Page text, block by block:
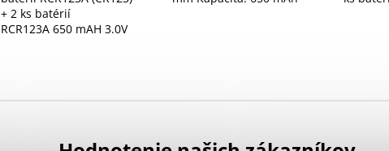
+ 2 ks batérií
RCR123A 650 mAH 3.0V